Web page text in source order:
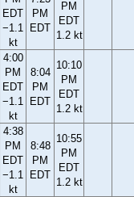
EDT
−1.1
kt
PM
EDT
PM
EDT
1.2 kt
4:00
PM
EDT
−1.1
kt
8:04
PM
EDT
10:10
PM
EDT
1.2 kt
4:38
PM
EDT
−1.1
kt
8:48
PM
EDT
10:55
PM
EDT
1.2 kt